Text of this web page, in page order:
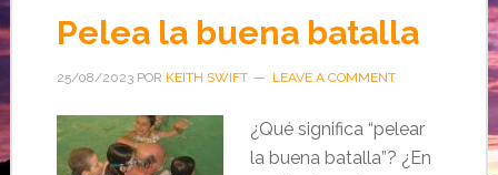
Pelea la buena batalla
25/08/2023POR KEITH SWIFT LEAVE A COMMENT
¿Qué significa “pelear
la buena batalla”? ¿En